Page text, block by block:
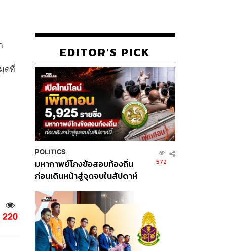
ดที่
220
EDITOR'S PICK
POLITICS
มหากาพย์โกงข้อสอบท้องถิ่น
ก่อนเดินหน้าสู่จุดจบในสัปดาห์
572